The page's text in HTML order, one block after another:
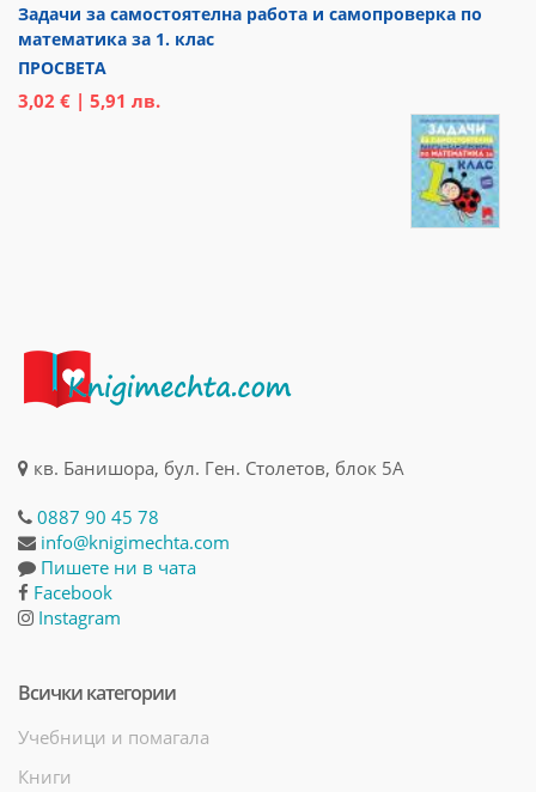
Задачи за самостоятелна работа и самопроверка по
математика за 1. клас
ПРОСВЕТА
3,02 € | 5,91 лв.
кв. Банишора, бул. Ген. Столетов, блок 5А
0887 90 45 78
info@knigimechta.com
Пишете ни в чата
Facebook
Instagram
Всички категории
Учебници и помагала
Книги